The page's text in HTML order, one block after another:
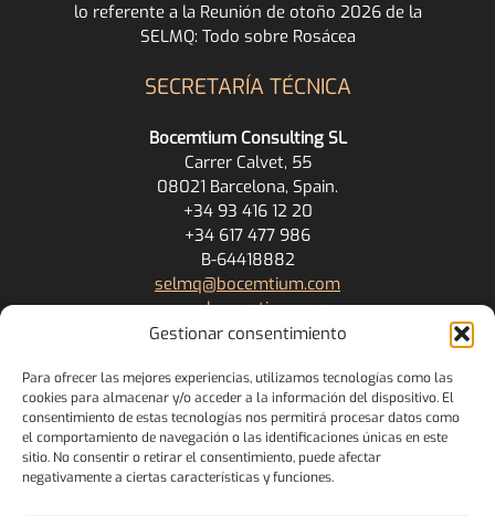
Gestionar consentimiento
Para ofrecer las mejores experiencias, utilizamos tecnologías como las
cookies para almacenar y/o acceder a la información del dispositivo. El
consentimiento de estas tecnologías nos permitirá procesar datos como
el comportamiento de navegación o las identificaciones únicas en este
sitio. No consentir o retirar el consentimiento, puede afectar
negativamente a ciertas características y funciones.
lo referente a la Reunión de otoño 2026 de la
SELMQ: Todo sobre Rosácea
SECRETARÍA TÉCNICA
Bocemtium Consulting SL
Carrer Calvet, 55
08021 Barcelona, Spain.
+34 93 416 12 20
+34 617 477 986
B-64418882
selmq@bocemtium.com
www.bocemtium.com
Política de cookies
Política de Privacidad
Términos y Condiciones
Pago con tarjeta de crédito/débito